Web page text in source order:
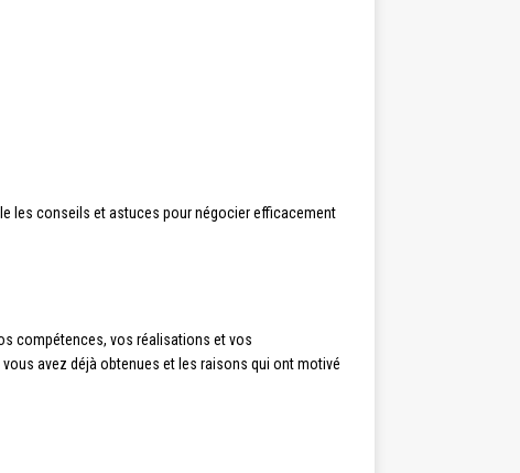
les conseils et astuces pour négocier efficacement
compétences, vos réalisations et vos
avez déjà obtenues et les raisons qui ont motivé